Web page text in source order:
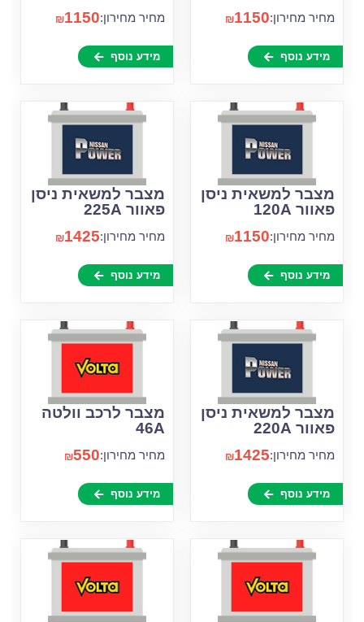
מחיר מחירון: ₪1150
מידע נוסף
מחיר מחירון: ₪1150
מידע נוסף
מצבר למשאית ניסן
פאוור 120A
מחיר מחירון: ₪1150
מידע נוסף
מצבר למשאית ניסן
פאוור 225A
מחיר מחירון: ₪1425
מידע נוסף
מצבר למשאית ניסן
פאוור 220A
מחיר מחירון: ₪1425
מידע נוסף
מצבר לרכב וולטה
46A
מחיר מחירון: ₪550
מידע נוסף